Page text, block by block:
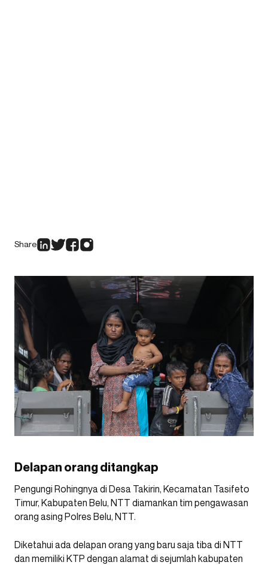
Share
Delapan orang ditangkap
Pengungi Rohingnya di Desa Takirin, Kecamatan Tasifeto
Timur, Kabupaten Belu, NTT diamankan tim pengawasan
orang asing Polres Belu, NTT.
Diketahui ada delapan orang yang baru saja tiba di NTT
dan memiliki KTP dengan alamat di sejumlah kabupaten